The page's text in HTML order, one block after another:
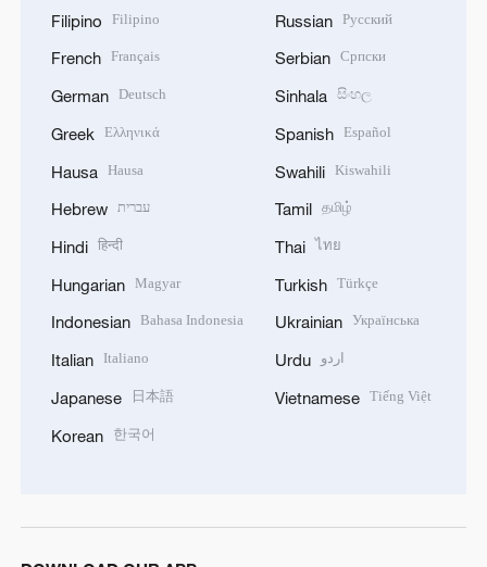
Filipino Filipino
French Français
German Deutsch
Greek Ελληνικά
Hausa Hausa
Hebrew עברית
Hindi हिन्दी
Hungarian Magyar
Indonesian Bahasa Indonesia
Italian Italiano
Japanese 日本語
Korean 한국어
Russian Русский
Serbian Српски
Sinhala සිංහල
Spanish Español
Swahili Kiswahili
Tamil தமிழ்
Thai ไทย
Turkish Türkçe
Ukrainian Українська
Urdu اردو
Vietnamese Tiếng Việt